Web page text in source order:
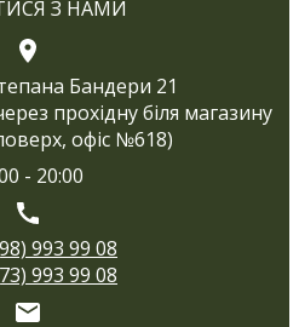
З НАМИ
Бандери 21
прохідну біля магазину
офіс №618)
- 20:00
993 99 08
993 99 08